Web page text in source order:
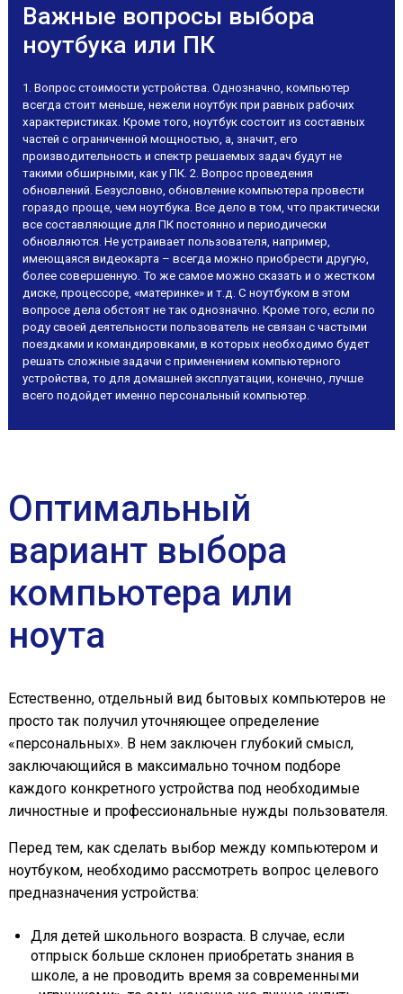
Важные вопросы выбора
ноутбука или ПК
1. Вопрос стоимости устройства. Однозначно, компьютер
всегда стоит меньше, нежели ноутбук при равных рабочих
характеристиках. Кроме того, ноутбук состоит из составных
частей с ограниченной мощностью, а, значит, его
производительность и спектр решаемых задач будут не
такими обширными, как у ПК. 2. Вопрос проведения
обновлений. Безусловно, обновление компьютера провести
гораздо проще, чем ноутбука. Все дело в том, что практически
все составляющие для ПК постоянно и периодически
обновляются. Не устраивает пользователя, например,
имеющаяся видеокарта – всегда можно приобрести другую,
более совершенную. То же самое можно сказать и о жестком
диске, процессоре, «материнке» и т.д. С ноутбуком в этом
вопросе дела обстоят не так однозначно. Кроме того, если по
роду своей деятельности пользователь не связан с частыми
поездками и командировками, в которых необходимо будет
решать сложные задачи с применением компьютерного
устройства, то для домашней эксплуатации, конечно, лучше
всего подойдет именно персональный компьютер.
Оптимальный
вариант выбора
компьютера или
ноута
Естественно, отдельный вид бытовых компьютеров не
просто так получил уточняющее определение
«персональных». В нем заключен глубокий смысл,
заключающийся в максимально точном подборе
каждого конкретного устройства под необходимые
личностные и профессиональные нужды пользователя.
Перед тем, как сделать выбор между компьютером и
ноутбуком, необходимо рассмотреть вопрос целевого
предназначения устройства:
Для детей школьного возраста. В случае, если
отпрыск больше склонен приобретать знания в
школе, а не проводить время за современными